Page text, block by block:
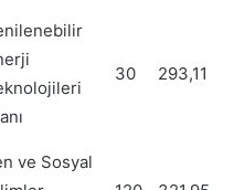
30 293,11
ve Sosyal